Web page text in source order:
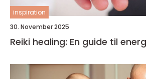
inspiration
30. November 2025
Reiki healing: En guide til